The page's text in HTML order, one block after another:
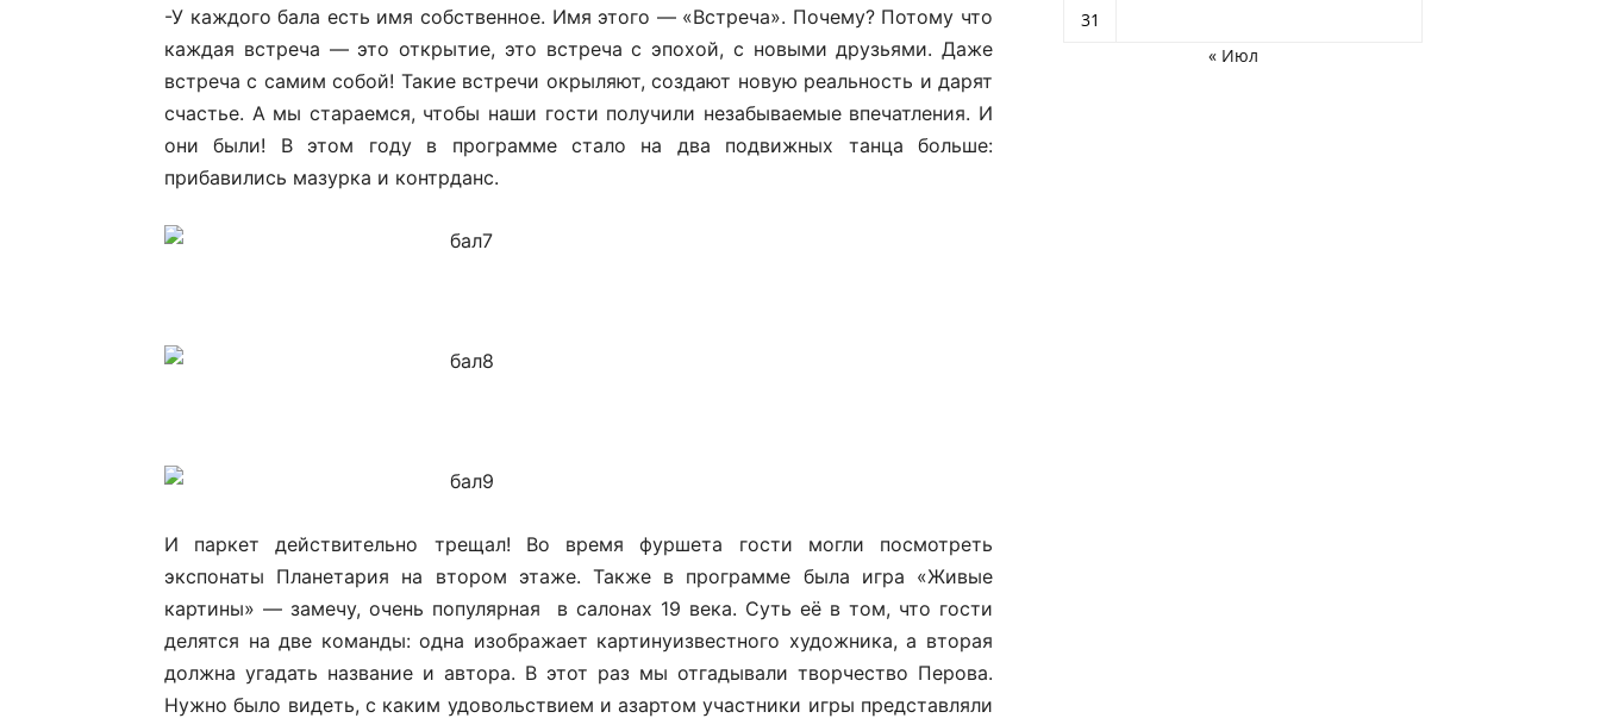
-У каждого бала есть имя собственное. Имя этого — «Встреча». Почему? Потому что
каждая встреча — это открытие, это встреча с эпохой, с новыми друзьями. Даже
встреча с самим собой! Такие встречи окрыляют, создают новую реальность и дарят
счастье. А мы стараемся, чтобы наши гости получили незабываемые впечатления. И
они были! В этом году в программе стало на два подвижных танца больше:
прибавились мазурка и контрданс.
И паркет действительно трещал! Во время фуршета гости могли посмотреть
экспонаты Планетария на втором этаже. Также в программе была игра «Живые
картины» — замечу, очень популярная в салонах 19 века. Суть её в том, что гости
делятся на две команды: одна изображает картинуизвестного художника, а вторая
должна угадать название и автора. В этот раз мы отгадывали творчество Перова.
Нужно было видеть, с каким удовольствием и азартом участники игры представляли
31
« Июл